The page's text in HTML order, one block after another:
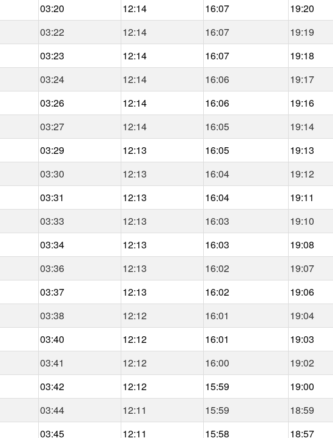
03:20 12:14 16:07 19:20
03:22 12:14 16:07 19:19
03:23 12:14 16:07 19:18
03:24 12:14 16:06 19:17
03:26 12:14 16:06 19:16
03:27 12:14 16:05 19:14
03:29 12:13 16:05 19:13
03:30 12:13 16:04 19:12
03:31 12:13 16:04 19:11
03:33 12:13 16:03 19:10
03:34 12:13 16:03 19:08
03:36 12:13 16:02 19:07
03:37 12:13 16:02 19:06
03:38 12:12 16:01 19:04
03:40 12:12 16:01 19:03
03:41 12:12 16:00 19:02
03:42 12:12 15:59 19:00
03:44 12:11 15:59 18:59
03:45 12:11 15:58 18:57